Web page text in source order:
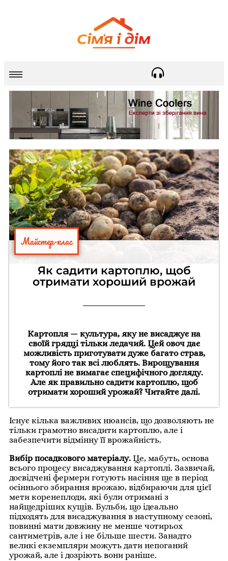
Майстер-клас
Як садити картоплю, щоб
отримати хороший врожай
Картопля — культура, яку не висаджує на
своїй грядці тільки ледачий. Цей овоч дає
можливість приготувати дуже багато страв,
тому його так всі люблять. Вирощування
картоплі не вимагає специфічного догляду.
Але як правильно садити картоплю, щоб
отримати хороший урожай? Читайте далі.
Існує кілька важливих нюансів, що дозволяють не
тільки грамотно висадити картоплю, але і
забезпечити відмінну її врожайність.
Вибір посадкового матеріалу. Це, мабуть, основа
всього процесу висаджування картоплі. Зазвичай,
досвідчені фермери готують насіння ще в період
осіннього збирання врожаю, відбираючи для цієї
мети коренеплоди, які були отримані з
найщедріших кущів. Бульби, що ідеально
підходять для висаджування в наступному сезоні,
повинні мати довжину не менше чотирьох
сантиметрів, але і не більше шести. Занадто
великі екземпляри можуть дати непоганий
урожай, але і дозріють вони раніше.